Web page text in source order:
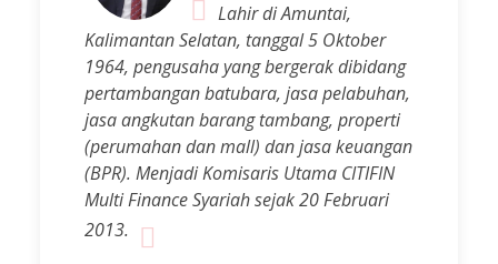
Lahir di Amuntai,
Kalimantan Selatan, tanggal 5 Oktober
1964, pengusaha yang bergerak dibidang
pertambangan batubara, jasa pelabuhan,
jasa angkutan barang tambang, properti
(perumahan dan mall) dan jasa keuangan
(BPR). Menjadi Komisaris Utama CITIFIN
Multi Finance Syariah sejak 20 Februari
2013.